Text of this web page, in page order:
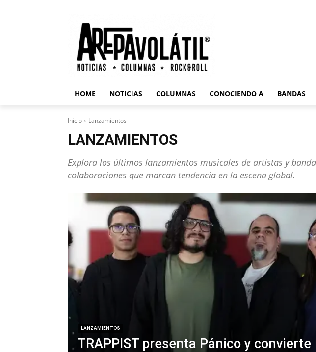
HOME NOTICIAS COLUMNAS CONOCIENDO A BANDAS
Inicio Lanzamientos
LANZAMIENTOS
Explora los últimos lanzamientos musicales de artistas y
colaboraciones que marcan tendencia en la escena global.
LANZAMIENTOS
TRAPPIST presenta Pánico y convierte